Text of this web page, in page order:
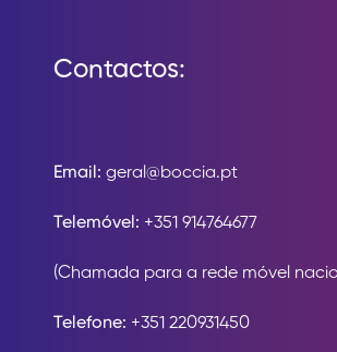
Contactos:
Email: geral@boccia.pt
Telemóvel: +351 914764677
(Chamada para a rede móvel
Telefone: +351 220931450